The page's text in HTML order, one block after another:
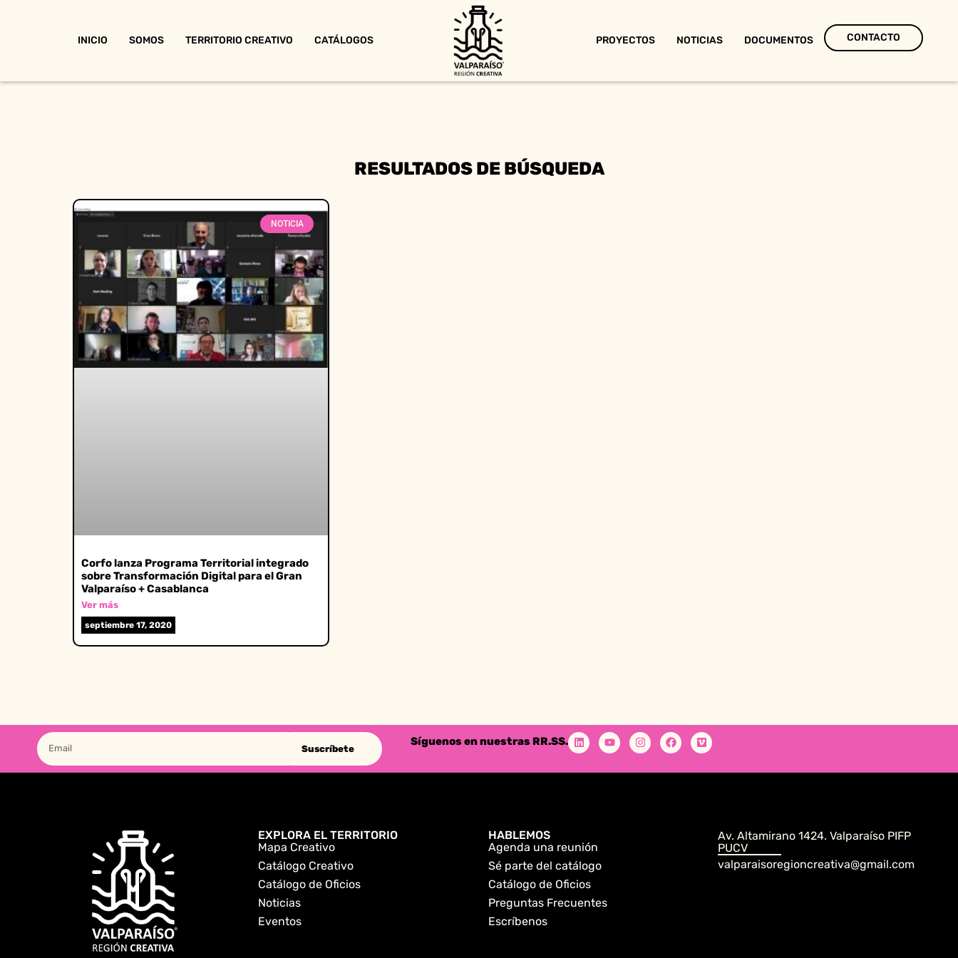
INICIO SOMOS TERRITORIO CREATIVO CATÁLOGOS PROYECTOS NOTICIAS DOCUMENTOS CONTACTO
RESULTADOS DE BÚSQUEDA
NOTICIA
Corfo lanza Programa Territorial integrado
sobre Transformación Digital para el Gran
Valparaíso + Casablanca
Ver más
septiembre 17, 2020
Suscríbete
Síguenos en nuestras RR.SS.
EXPLORA EL TERRITORIO
Mapa Creativo
Catálogo Creativo
Catálogo de Oficios
Noticias
Eventos
HABLEMOS
Agenda una reunión
Sé parte del catálogo
Catálogo de Oficios
Preguntas Frecuentes
Escríbenos
Av. Altamirano 1424. Valparaíso PIFP
PUCV
valparaisoregioncreativa@gmail.com